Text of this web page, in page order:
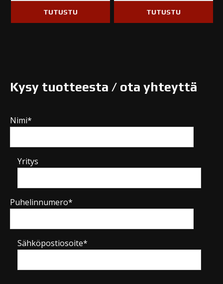
TUTUSTU TUTUSTU
Kysy tuotteesta / ota yhteyttä
Nimi*
Yritys
Puhelinnumero*
Sähköpostiosoite*